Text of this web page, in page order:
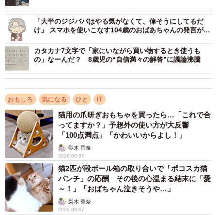
など数々のコメントが寄せられている。
ぷらいむさんにお話をうかがってみた。
2/2
話題になったぷらいむさんの投稿
－－「ゲームが他の趣味や行為より軽んじられている」と
「大半のジジババはやる気がなくて、偉そうにしてるだ
け」 スマホを使いこなす104歳のおばあちゃんの発言が話
カタカナ7文字で「家にいながら買い物するとき使うも
の」なーんだ？ 8歳児の“自信満々の解答”に議論沸騰
おもしろ 気になる ひと IT
猫用の爪研ぎおもちゃを買ったら…「これで合
ってますか？」予想外の使い方が大反響
「100点満点」「かわいいからよし！」
梨木 香奈
2026.08.07
猫2匹が段ボール箱の取り合いで「ポコスカ猫
パンチ」の応酬 その後の心温まる結末に「愛
～！」「おばちゃん泣きそうや…」
梨木 香奈
2026.08.07